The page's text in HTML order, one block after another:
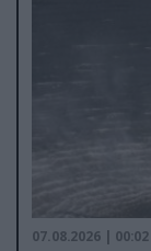
07.08.2026 | 00:02